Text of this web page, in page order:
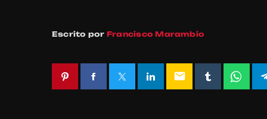
Escrito por Francisco Marambio
email